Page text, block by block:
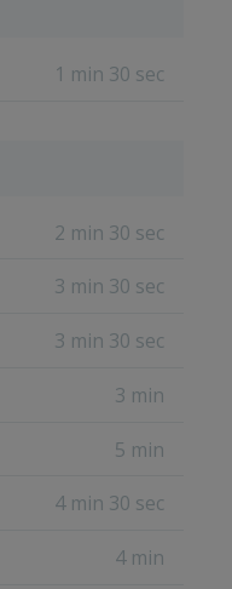
1 min 30 sec
2 min 30 sec
3 min 30 sec
3 min 30 sec
3 min
5 min
4 min 30 sec
4 min